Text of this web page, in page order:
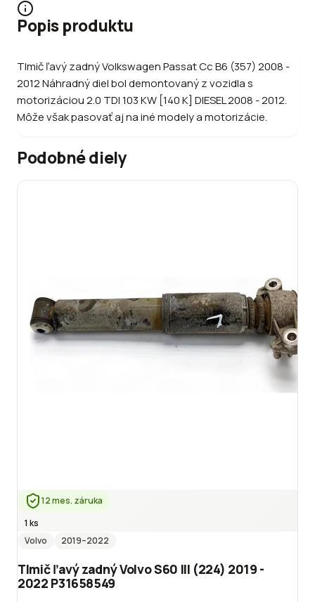
Popis produktu
Tlmič ľavý zadný Volkswagen Passat Cc B6 (357) 2008 -
2012 Náhradný diel bol demontovaný z vozidla s
motorizáciou 2.0 TDI 103 KW [140 K] DIESEL 2008 - 2012.
Môže však pasovať aj na iné modely a motorizácie.
Podobné diely
12 mes. záruka
1 ks
Volvo
2019–2022
Tlmič ľavý zadný Volvo S60 III (224) 2019 -
2022 P31658549